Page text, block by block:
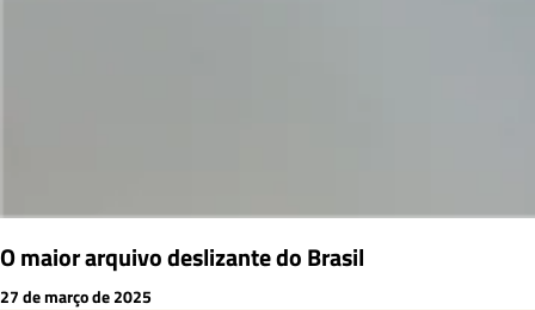
O maior arquivo deslizante do Brasil
27 de março de 2025